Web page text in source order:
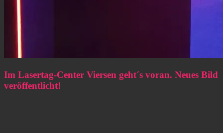
Im Lasertag-Center Viersen geht´s voran. Neues Bild
veröffentlicht!